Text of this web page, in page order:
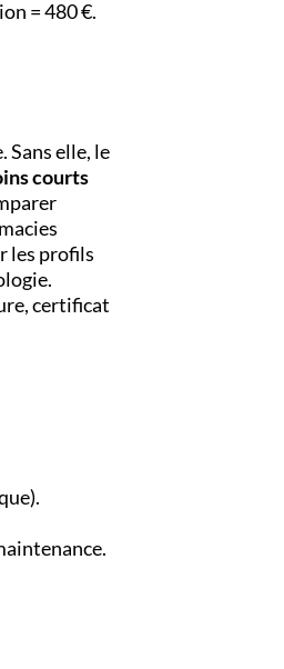
= 480 €.
Sans elle, le
courts
les profils
certificat